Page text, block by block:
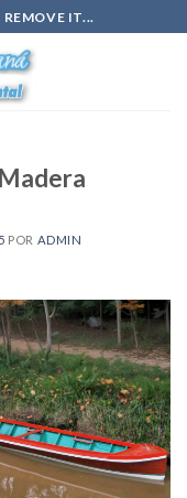
IT...
POR ADMIN